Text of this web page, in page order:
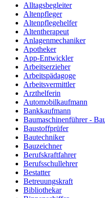
Alltagsbegleiter
Altenpfleger
Altenpflegehelfer
Altentherapeut
Anlagenmechaniker
Apotheker
App-Entwickler
Arbeitserzieher
Arbeitspädagoge
Arbeitsvermittler
Arzthelferin
Automobilkaufmann
Bankkaufmann
Baumaschinenführer -
Baustoffprüfer
Bautechniker
Bauzeichner
Berufskraftfahrer
Berufsschullehrer
Bestatter
Betreuungskraft
Bibliothekar